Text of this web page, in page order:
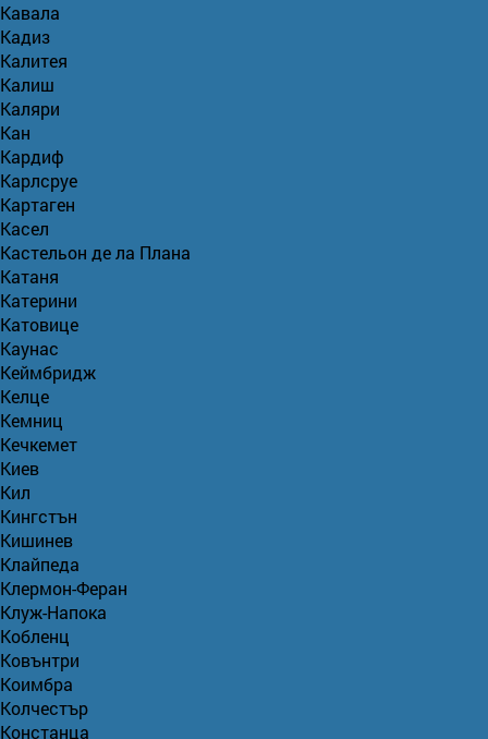
Кавала
Кадиз
Калитея
Калиш
Каляри
Кан
Кардиф
Карлсруе
Картаген
Касел
Кастельон де ла Плана
Катаня
Катерини
Катовице
Каунас
Кеймбридж
Келце
Кемниц
Кечкемет
Киев
Кил
Кингстън
Кишинев
Клайпеда
Клермон-Феран
Клуж-Напока
Кобленц
Ковънтри
Коимбра
Колчестър
Констанца